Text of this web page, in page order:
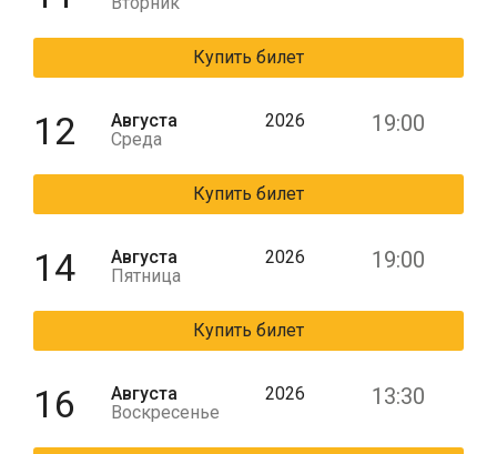
Купить билет
12
Августа
Среда
2026 19:00
Купить билет
14
Августа
Пятница
2026 19:00
Купить билет
16
Августа
Воскресенье
2026 13:30